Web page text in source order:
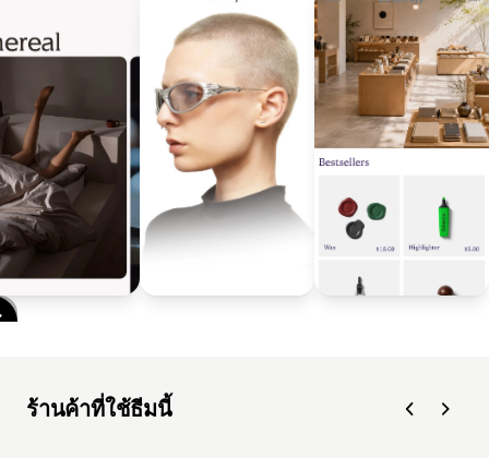
ร้านค้าที่ใช้ธีมนี้